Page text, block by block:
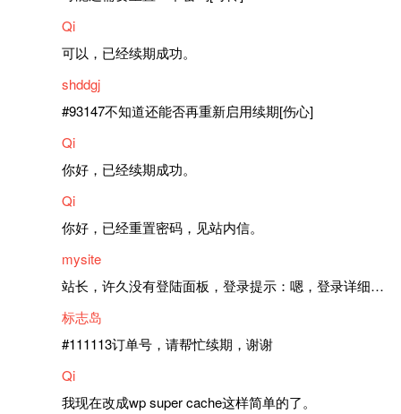
Qi
可以，已经续期成功。
shddgj
#93147不知道还能否再重新启用续期[伤心]
Qi
你好，已经续期成功。
Qi
你好，已经重置密码，见站内信。
mysite
站长，许久没有登陆面板，登录提示：嗯，登录详细信息似乎不正确。请重试。 网站还可以正常使用。如果是密码问题请帮忙重置一下密码。谢谢。订单号：97790，账号：aa20210950。 站长，提交了工单，你回复续期成功，不过我的问题是面部登陆信息有问题，一直是初始密码，现在无法登陆，有时间麻烦排查一下。
标志岛
#111113订单号，请帮忙续期，谢谢
Qi
我现在改成wp super cache这样简单的了。